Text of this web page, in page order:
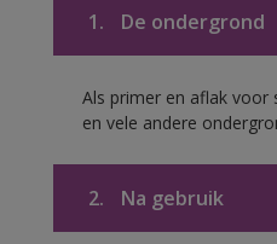
1. De ondergrond
Als primer en aflak voor
en vele andere
2. Na gebruik